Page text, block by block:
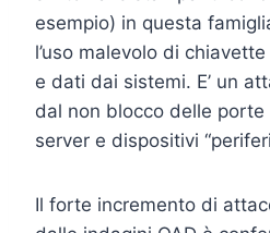
esempio) in questa
l’uso malevolo di
e dati dai sistemi. E’ un
dal non blocco delle
server e dispositivi
Il forte incremento di